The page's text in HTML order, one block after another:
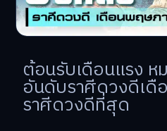
ต้อนรับเดือนแรง ห
อันดับราศีดวงดีเดื
ราศีดวงดีที่สุด